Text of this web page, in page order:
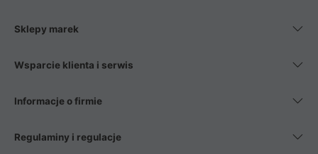
Sklepy marek
Wsparcie klienta i serwis
Informacje o firmie
Regulaminy i regulacje